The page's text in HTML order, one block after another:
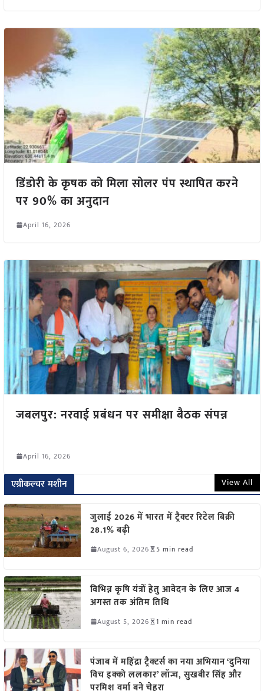
डिंडोरी के कृषक को मिला सोलर पंप स्थापित करने
पर 90% का अनुदान
April 16, 2026
जबलपुर: नरवाई प्रबंधन पर समीक्षा बैठक संपन्न
April 16, 2026
एग्रीकल्चर मशीन View All
जुलाई 2026 में भारत में ट्रैक्टर रिटेल बिक्री
28.1% बढ़ी
August 6, 2026 5 min read
विभिन्न कृषि यंत्रों हेतु आवेदन के लिए आज 4
अगस्त तक अंतिम तिथि
August 5, 2026 1 min read
पंजाब में महिंद्रा ट्रैक्टर्स का नया अभियान ‘दुनिया
विच इक्को ललकार’ लॉन्च, सुखबीर सिंह और
परमिश वर्मा बने चेहरा